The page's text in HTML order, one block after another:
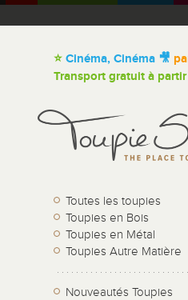
⭐Cinéma, Cinéma 🎥
Transport gratuit à
Toutes les toupies
Toupies en Bois
Toupies en Métal
Toupies Autre Matière
Nouveautés Toupies